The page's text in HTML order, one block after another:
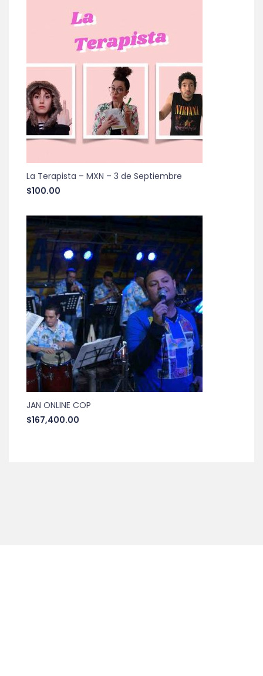
La Terapista – MXN – 3 de Septiembre
$100.00
JAN ONLINE COP
$167,400.00